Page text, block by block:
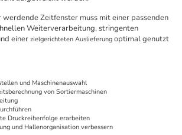
werdende Zeitfenster muss mit einer passenden
Weiterverarbeitung, stringenten
einer zielgerichteten Auslieferung optimal genutzt
und Maschinenauswahl
von Sortiermaschinen
Druckreihenfolge erarbeiten
und Hallenorganisation verbessern